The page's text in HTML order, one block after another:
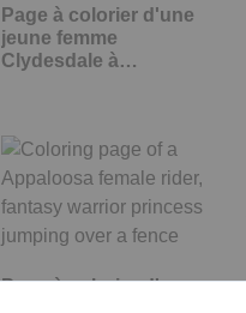
Page à colorier d'une
jeune femme
Clydesdale à…
Page à colorier d'une